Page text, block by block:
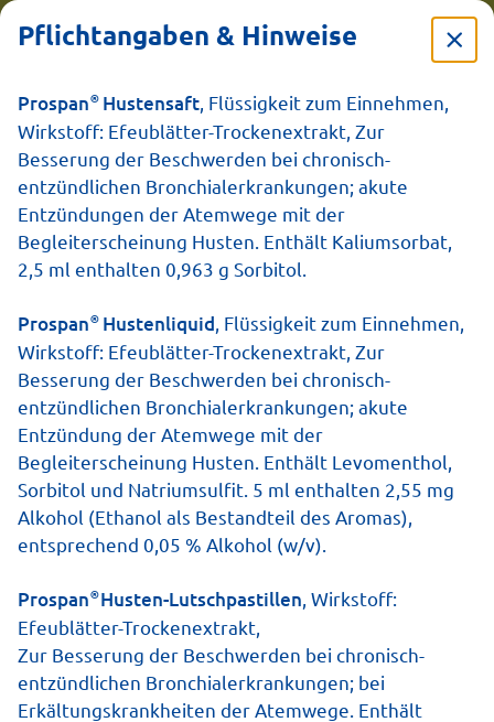
Prospan
Hustensaft für
Kinder
Packungsbeilage herunterladen
Pflichtangaben & Hinweise
Prospan®Hustensaft , Flüssigkeit zum Einnehmen,
Wirkstoff: Efeublätter-Trockenextrakt, Zur
Besserung der Beschwerden bei chronisch-
entzündlichen Bronchialerkrankungen; akute
Entzündungen der Atemwege mit der
Begleiterscheinung Husten. Enthält Kaliumsorbat,
2,5 ml enthalten 0,963 g Sorbitol.
Prospan®Hustenliquid , Flüssigkeit zum Einnehmen,
Wirkstoff: Efeublätter-Trockenextrakt, Zur
Besserung der Beschwerden bei chronisch-
entzündlichen Bronchialerkrankungen; akute
Entzündung der Atemwege mit der
Begleiterscheinung Husten. Enthält Levomenthol,
Sorbitol und Natriumsulfit. 5 ml enthalten 2,55 mg
Alkohol (Ethanol als Bestandteil des Aromas),
entsprechend 0,05 % Alkohol (w/v).
Prospan® Husten-Lutschpastillen , Wirkstoff:
Efeublätter-Trockenextrakt,
Zur Besserung der Beschwerden bei chronisch-
entzündlichen Bronchialerkrankun­gen; bei
Erkältungskrankheiten der Atemwege. Enthält